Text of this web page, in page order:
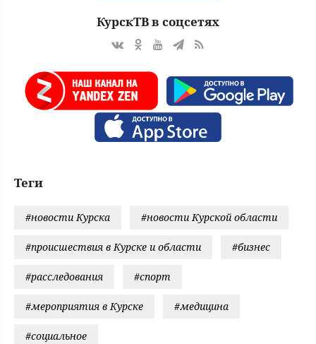
КурскТВ в соцсетях
Теги
#новости Курска #новости Курской области
#происшествия в Курске и области #бизнес
#расследования #спорт
#мероприятия в Курске #медицина
#социальное